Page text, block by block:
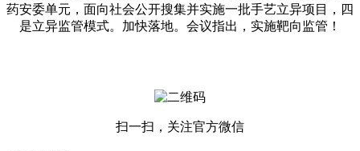
药安委单元，面向社会公开搜集并实施一批手艺立异项目，四
是立异监管模式。加快落地。会议指出，实施靶向监管！
扫一扫，关注官方微信